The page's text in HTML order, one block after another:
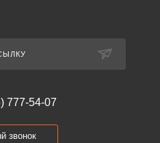
777-54-07
звонок